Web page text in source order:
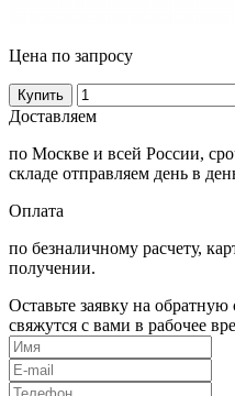
Цена по запросу
Купить
Доставляем
по Москве и всей России,
складе отправляем день в
Оплата
по безналичному расчету,
получении.
Оставьте заявку на
свяжутся с вами в рабочее